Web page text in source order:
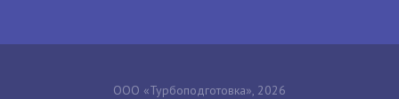
ООО «Турбоподготовка», 2026